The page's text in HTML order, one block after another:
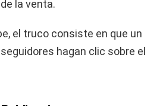
la venta.
el truco consiste en que un
hagan clic sobre el